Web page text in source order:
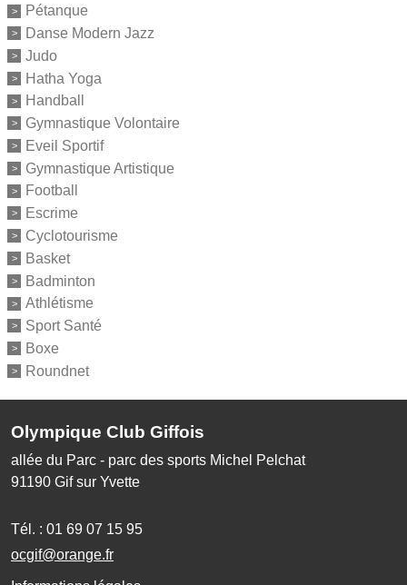
Pétanque
Danse Modern Jazz
Judo
Hatha Yoga
Handball
Gymnastique Volontaire
Eveil Sportif
Gymnastique Artistique
Football
Escrime
Cyclotourisme
Basket
Badminton
Athlétisme
Sport Santé
Boxe
Roundnet
Olympique Club Giffois
allée du Parc - parc des sports Michel Pelchat
91190 Gif sur Yvette
Tél. : 01 69 07 15 95
ocgif@orange.fr